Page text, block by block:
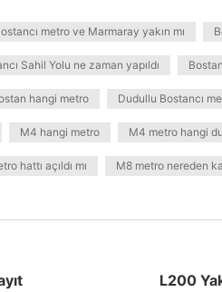
metro ve Marmaray yakın mı
Sahil Yolu ne zaman yapıldı
hangi metro Dudullu Bostancı
M4 hangi metro M4 metro hangi
hattı açıldı mı M8 metro nereden
L200